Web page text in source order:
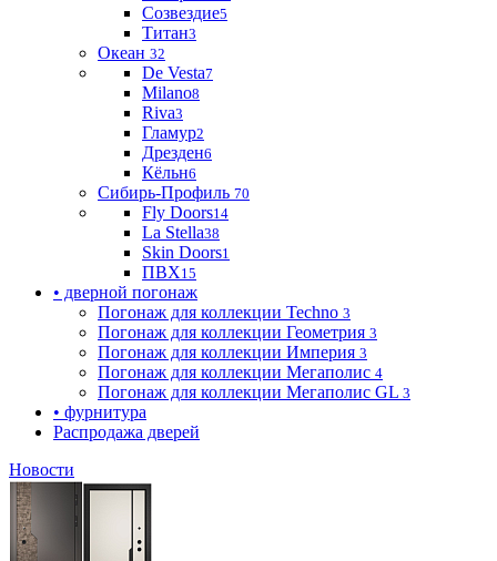
Созвездие5
Титан3
Океан 32
De Vesta7
Milano8
Riva3
Гламур2
Дрезден6
Кёльн6
Сибирь-Профиль 70
Fly Doors14
La Stella38
Skin Doors1
ПВХ15
• дверной погонаж
Погонаж для коллекции Techno 3
Погонаж для коллекции Геометрия 3
Погонаж для коллекции Империя 3
Погонаж для коллекции Мегаполис 4
Погонаж для коллекции Мегаполис GL 3
• фурнитура
Распродажа дверей
Новости